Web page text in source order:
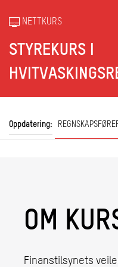
NETTKURS
STYREKURS I
Oppdatering:
OM
Finanstilsynets